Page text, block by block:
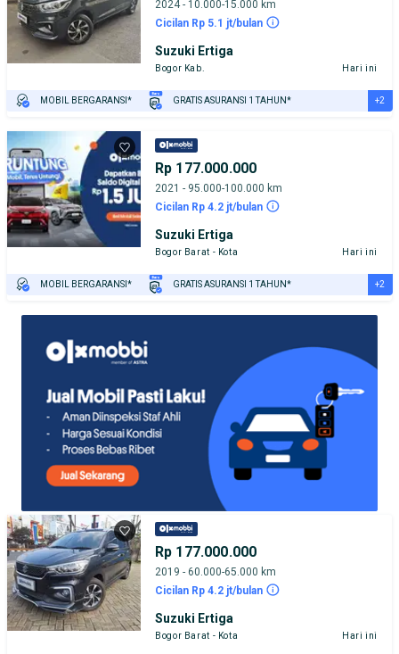
2024 - 10.000-15.000 km
Cicilan Rp 5.1 jt/bulan
Suzuki Ertiga
Bogor Kab. Hari ini
MOBIL BERGARANSI* GRATIS ASURANSI 1 TAHUN* +2
Rp 177.000.000
2021 - 95.000-100.000 km
Cicilan Rp 4.2 jt/bulan
Suzuki Ertiga
Bogor Barat - Kota Hari ini
MOBIL BERGARANSI* GRATIS ASURANSI 1 TAHUN* +2
Rp 177.000.000
2019 - 60.000-65.000 km
Cicilan Rp 4.2 jt/bulan
Suzuki Ertiga
Bogor Barat - Kota Hari ini